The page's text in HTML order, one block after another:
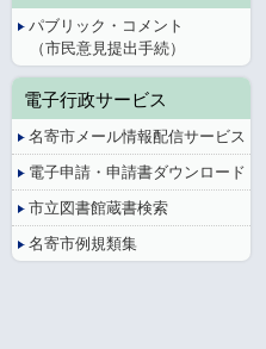
パブリック・コメント
（市民意見提出手続）
電子行政サービス
名寄市メール情報配信サービス
電子申請・申請書ダウンロード
市立図書館蔵書検索
名寄市例規類集